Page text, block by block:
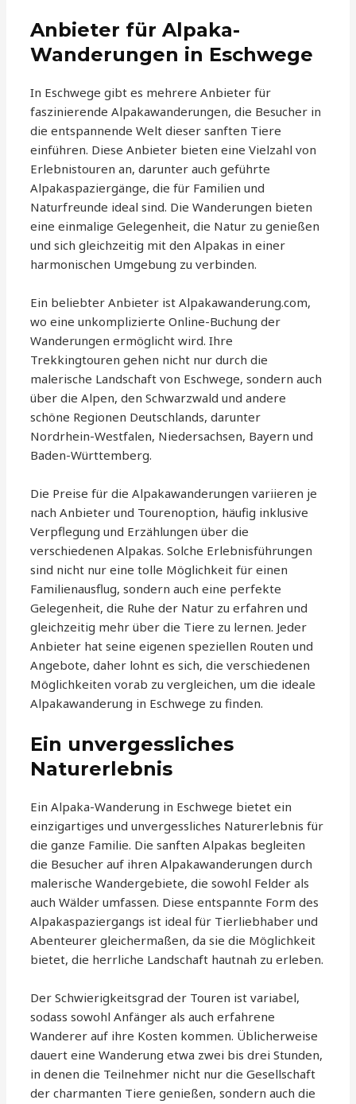
Anbieter für Alpaka-
Wanderungen in Eschwege
In Eschwege gibt es mehrere Anbieter für
faszinierende Alpakawanderungen, die Besucher in
die entspannende Welt dieser sanften Tiere
einführen. Diese Anbieter bieten eine Vielzahl von
Erlebnistouren an, darunter auch geführte
Alpakaspaziergänge, die für Familien und
Naturfreunde ideal sind. Die Wanderungen bieten
eine einmalige Gelegenheit, die Natur zu genießen
und sich gleichzeitig mit den Alpakas in einer
harmonischen Umgebung zu verbinden.
Ein beliebter Anbieter ist Alpakawanderung.com,
wo eine unkomplizierte Online-Buchung der
Wanderungen ermöglicht wird. Ihre
Trekkingtouren gehen nicht nur durch die
malerische Landschaft von Eschwege, sondern auch
über die Alpen, den Schwarzwald und andere
schöne Regionen Deutschlands, darunter
Nordrhein-Westfalen, Niedersachsen, Bayern und
Baden-Württemberg.
Die Preise für die Alpakawanderungen variieren je
nach Anbieter und Tourenoption, häufig inklusive
Verpflegung und Erzählungen über die
verschiedenen Alpakas. Solche Erlebnisführungen
sind nicht nur eine tolle Möglichkeit für einen
Familienausflug, sondern auch eine perfekte
Gelegenheit, die Ruhe der Natur zu erfahren und
gleichzeitig mehr über die Tiere zu lernen. Jeder
Anbieter hat seine eigenen speziellen Routen und
Angebote, daher lohnt es sich, die verschiedenen
Möglichkeiten vorab zu vergleichen, um die ideale
Alpakawanderung in Eschwege zu finden.
Ein unvergessliches
Naturerlebnis
Ein Alpaka-Wanderung in Eschwege bietet ein
einzigartiges und unvergessliches Naturerlebnis für
die ganze Familie. Die sanften Alpakas begleiten
die Besucher auf ihren Alpakawanderungen durch
malerische Wandergebiete, die sowohl Felder als
auch Wälder umfassen. Diese entspannte Form des
Alpakaspaziergangs ist ideal für Tierliebhaber und
Abenteurer gleichermaßen, da sie die Möglichkeit
bietet, die herrliche Landschaft hautnah zu erleben.
Der Schwierigkeitsgrad der Touren ist variabel,
sodass sowohl Anfänger als auch erfahrene
Wanderer auf ihre Kosten kommen. Üblicherweise
dauert eine Wanderung etwa zwei bis drei Stunden,
in denen die Teilnehmer nicht nur die Gesellschaft
der charmanten Tiere genießen, sondern auch die